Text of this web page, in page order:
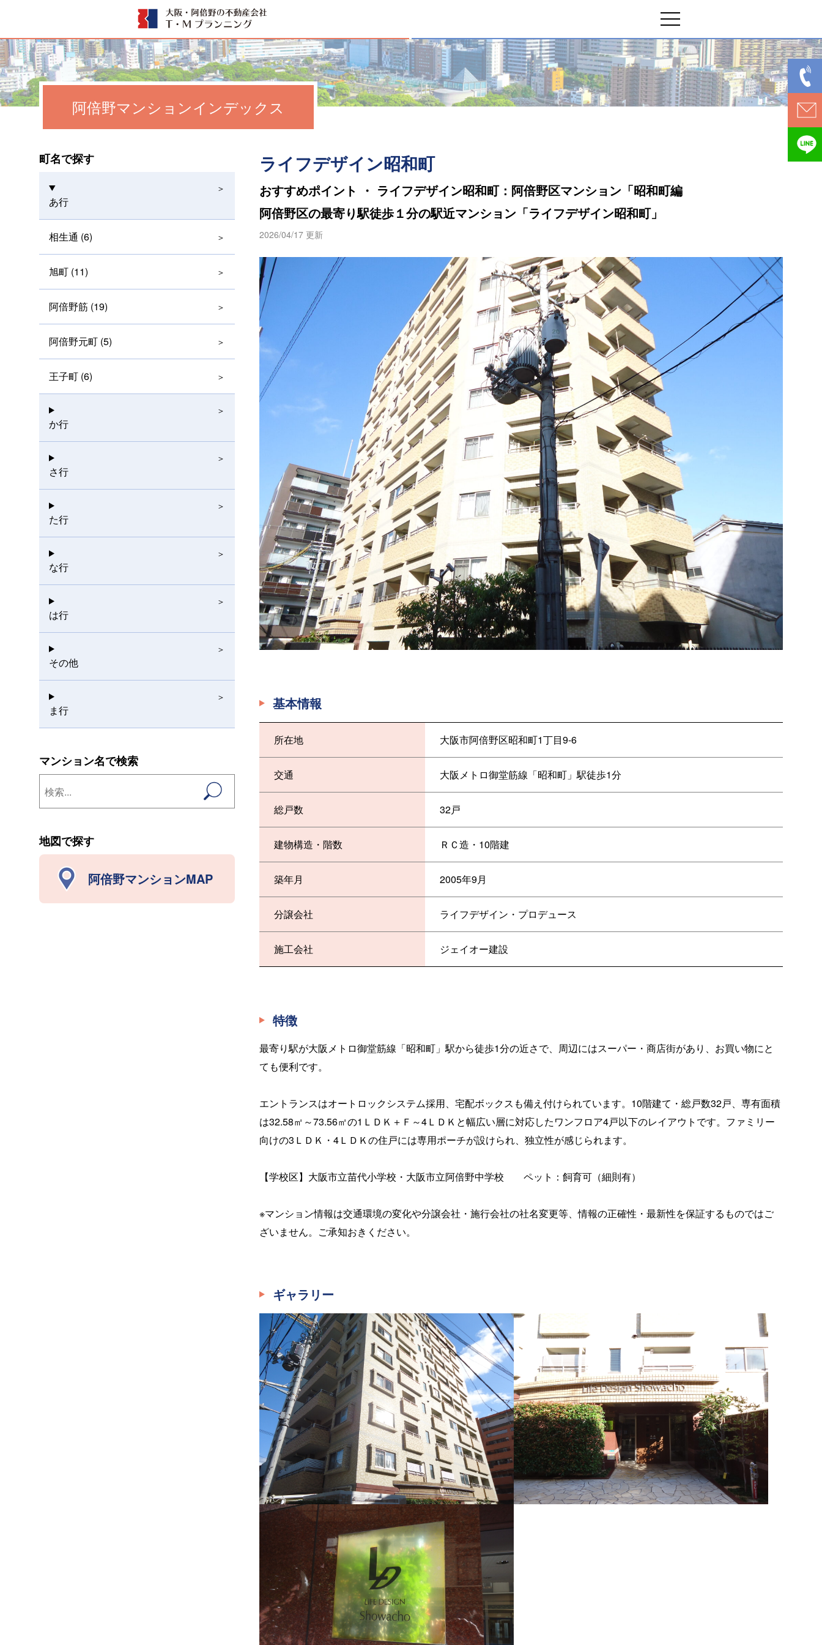
阿倍野マンションインデックス
ライフデザイン昭和町
おすすめポイント ・ ライフデザイン昭和町：阿倍野区マンション「昭和町編
阿倍野区の最寄り駅徒歩１分の駅近マンション「ライフデザイン昭和町」
2026/04/17 更新
基本情報
所在地 大阪市阿倍野区昭和町1丁目9-6
交通 大阪メトロ御堂筋線「昭和町」駅徒歩1分
総戸数 32戸
建物構造・階数 ＲＣ造・10階建
築年月 2005年9月
分譲会社 ライフデザイン・プロデュース
施工会社 ジェイオー建設
特徴
最寄り駅が大阪メトロ御堂筋線「昭和町」駅から徒歩1分の近さで、周辺にはスーパー・商店街があり、お買い物にと
ても便利です。
エントランスはオートロックシステム採用、宅配ボックスも備え付けられています。10階建て・総戸数32戸、専有面積
は32.58㎡～73.56㎡の1ＬＤＫ＋Ｆ～4ＬＤＫと幅広い層に対応したワンフロア4戸以下のレイアウトです。ファミリー
向けの3ＬＤＫ・4ＬＤＫの住戸には専用ポーチが設けられ、独立性が感じられます。
【学校区】大阪市立苗代小学校・大阪市立阿倍野中学校 ペット：飼育可（細則有）
※マンション情報は交通環境の変化や分譲会社・施行会社の社名変更等、情報の正確性・最新性を保証するものではご
ざいません。ご承知おきください。
ギャラリー
町名で探す
あ行
相生通 (6)
旭町 (11)
阿倍野筋 (19)
阿倍野元町 (5)
王子町 (6)
か行
さ行
た行
な行
は行
その他
ま行
マンション名で検索
地図で探す
阿倍野マンションMAP